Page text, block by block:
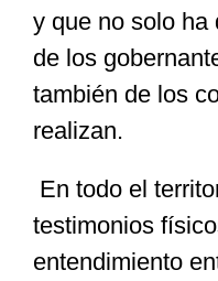
y que no solo ha
de los
también de los
realizan.
En todo el
testimonios
entendimiento